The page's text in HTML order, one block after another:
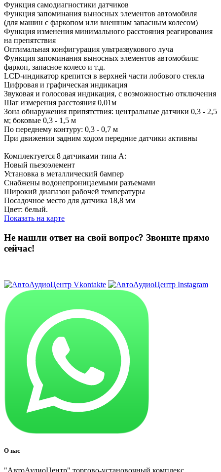
Функция самодиагностики датчиков
Функция запоминания выносных элементов автомобиля
(для машин с фаркопом или внешним запасным колесом)
Функция изменения минимального расстояния реагирования
на препятствия
Оптимальная конфигурация ультразвукового луча
Функция запоминания выносных элементов автомобиля:
фаркоп, запасное колесо и т.д.
LCD-индикатор крепится в верхней части лобового стекла
Цифровая и графическая индикация
Звуковая и голосовая индикация, с возможностью отключения
Шаг измерения расстояния 0,01м
Зона обнаружения припятствия: центральные датчики 0,3 - 2,5
м; боковые 0,3 - 1,5 м
По переднему контуру: 0,3 - 0,7 м
При движении задним ходом передние датчики активны
Комплектуется 8 датчиками типа А:
Новый пьезоэлемент
Установка в металлический бампер
Снабжены водонепроницаемыми разъемами
Широкий диапазон рабочей температуры
Посадочное место для датчика 18,8 мм
Цвет: белый.
Показать на карте
Не нашли ответ на свой вопрос? Звоните прямо
сейчас!
О нас
"АвтоАудиоЦентр" торгово-установочный комплекс